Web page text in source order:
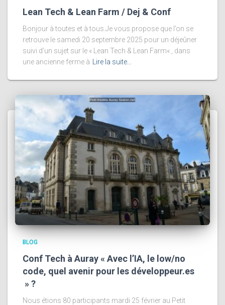
Lean Tech & Lean Farm / Dej & Conf
Bonjour à toutes et à tous.Je vous propose que l’on se
retrouve le samedi 20 septembre 2025 pour un déjeûner
suivi d’un sujet sur le « Lean Tech & Lean Farm« , dans
une ancienne ferme à Lire la suite…
BLOG
Conf Tech à Auray « Avec l’IA, le low/no
code, quel avenir pour les développeur.es
» ?
Nous étions 80 participants mardi 25 février au Petit